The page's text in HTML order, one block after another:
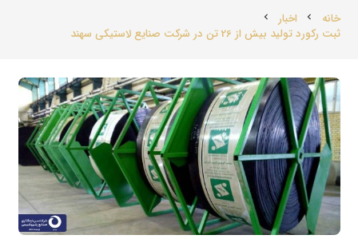
خانه chevron_left اخبار chevron_left
ثبت رکورد تولید بیش از 26 تن در شرکت صنایع لاستیکی سهند